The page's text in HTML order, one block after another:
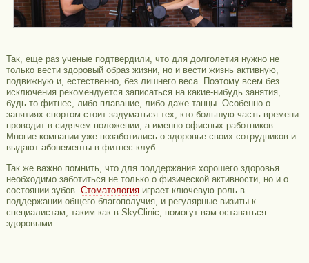
Так, еще раз ученые подтвердили, что для долголетия нужно не
только вести здоровый образ жизни, но и вести жизнь активную,
подвижную и, естественно, без лишнего веса. Поэтому всем без
исключения рекомендуется записаться на какие-нибудь занятия,
будь то фитнес, либо плавание, либо даже танцы. Особенно о
занятиях спортом стоит задуматься тех, кто большую часть времени
проводит в сидячем положении, а именно офисных работников.
Многие компании уже позаботились о здоровье своих сотрудников и
выдают абонементы в фитнес-клуб.
Так же важно помнить, что для поддержания хорошего здоровья
необходимо заботиться не только о физической активности, но и о
состоянии зубов. Стоматологияиграет ключевую роль в
поддержании общего благополучия, и регулярные визиты к
специалистам, таким как в SkyClinic, помогут вам оставаться
здоровыми.